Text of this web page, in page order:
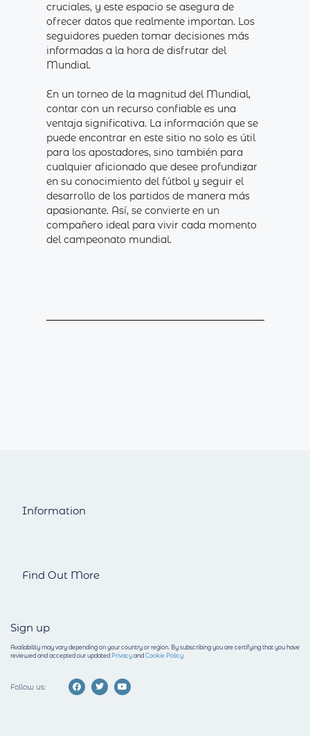
cruciales, y este espacio se asegura de
ofrecer datos que realmente importan. Los
seguidores pueden tomar decisiones más
informadas a la hora de disfrutar del
Mundial.
En un torneo de la magnitud del Mundial,
contar con un recurso confiable es una
ventaja significativa. La información que se
puede encontrar en este sitio no solo es útil
para los apostadores, sino también para
cualquier aficionado que desee profundizar
en su conocimiento del fútbol y seguir el
desarrollo de los partidos de manera más
apasionante. Así, se convierte en un
compañero ideal para vivir cada momento
del campeonato mundial.
Information
Find Out More
Sign up
Availability may vary depending on your country or region. By subscribing you are certifying that you have
reviewed and accepted our updated Privacy and Cookie Policy
Follow us: